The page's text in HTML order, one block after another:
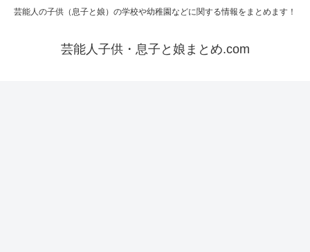
芸能人の子供（息子と娘）の学校や幼稚園などに関する情報をまとめます！
芸能人子供・息子と娘まとめ.com